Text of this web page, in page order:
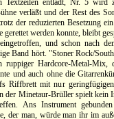
Textzeilen entlädt, Nr. 5 wird
verläßt und der Rest des
der reduzierten Besetzung
werden konnte, bleibt
und schon nach
Band hört. "Stoner Rock/
ruppiger Hardcore-Metal-Mix,
und auch ohne die
Riffbrett mit nur
der Minetaur-Brüller spielt kein
Ans Instrument
der man, würde man ihr im